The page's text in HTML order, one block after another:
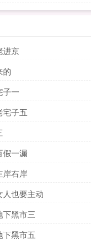
进京
的
子一
宅子五
假一漏
岸右岸
人也要主动
下黑市三
下黑市五